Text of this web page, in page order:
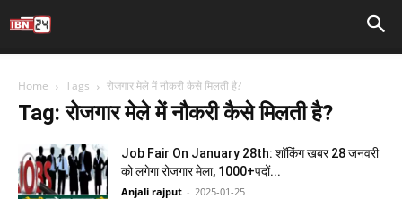
Home Tags रोजगार मेले में नौकरी कैसे मिलती है?
Tag: रोजगार मेले में नौकरी कैसे मिलती है?
Job Fair On January 28th: शॉकिंग खबर 28 जनवरी
को लगेगा रोजगार मेला, 1000+पदों...
Anjali rajput - 2025-01-25